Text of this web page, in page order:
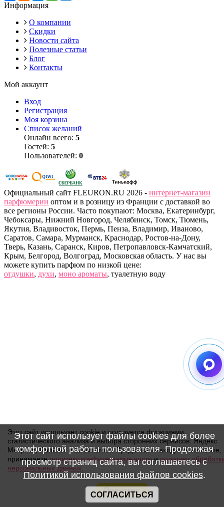
Информация
О компании
Скидки
Новости сайта
Полезные статьи
Блог
Контакты
Мой аккаунт
Вход
Регистрация
Моя корзина
Список желаний
Онлайн всего: 5
Гостей: 5
Пользователей: 0
Официальный сайт FLEURON.RU 2026 - интернет-магазин
парфюмерии оптом и в розницу из Франции с доставкой во
все регионы России. Часто покупают: Москва, Екатеринбург,
Чебоксары, Нижний Новгород, Челябинск, Томск, Тюмень,
Якутия, Владивосток, Пермь, Пенза, Владимир, Иваново,
Саратов, Самара, Мурманск, Краснодар, Ростов-на-Дону,
Тверь, Казань, Саранск, Киров, Петропавловск-Камчатский,
Крым, Белгород, Волгоград, Московская область. У нас вы
можете купить парфюм по низкой цене:
отдушки, духи, моно ароматы, туалетную воду
Этот сайт испольузет cookie и пользуется функциями
статистического анализа и выбора сторонних сервисов: Яндекс
Метрика, Rambler и Liveinternet. Продолжая находится на
принимаетеполитику конфиденциальностииполитику
персональных данных
Принимаю
Этот сайт использует файлы cookies для более
комфортной работы пользователя. Продолжая
просмотр страниц сайта, вы соглашаетесь с
Политикой использования файлов cookies.
СОГЛАСИТЬСЯ